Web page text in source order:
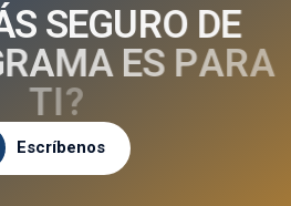
S SEGURO DE
RAMA ES PARA
TI?
Escríbenos